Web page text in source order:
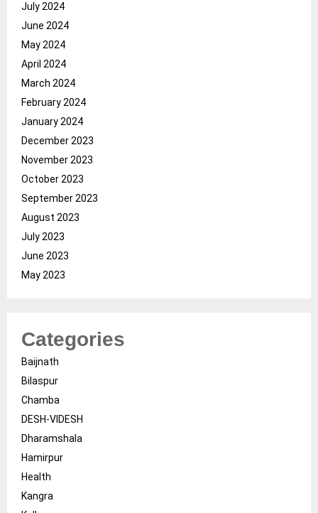
July 2024
June 2024
May 2024
April 2024
March 2024
February 2024
January 2024
December 2023
November 2023
October 2023
September 2023
August 2023
July 2023
June 2023
May 2023
Categories
Baijnath
Bilaspur
Chamba
DESH-VIDESH
Dharamshala
Hamirpur
Health
Kangra